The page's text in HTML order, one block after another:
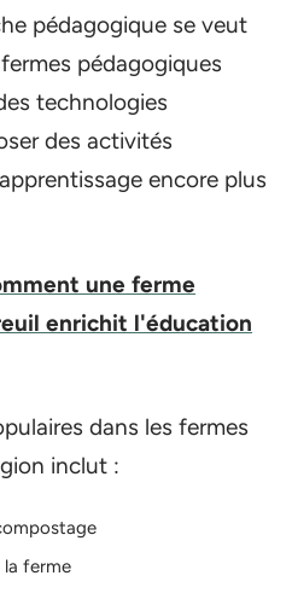
pédagogique se veut
pédagogiques
technologies
des activités
encore plus
une ferme
enrichit l'éducation
dans les fermes
inclut :
la ferme